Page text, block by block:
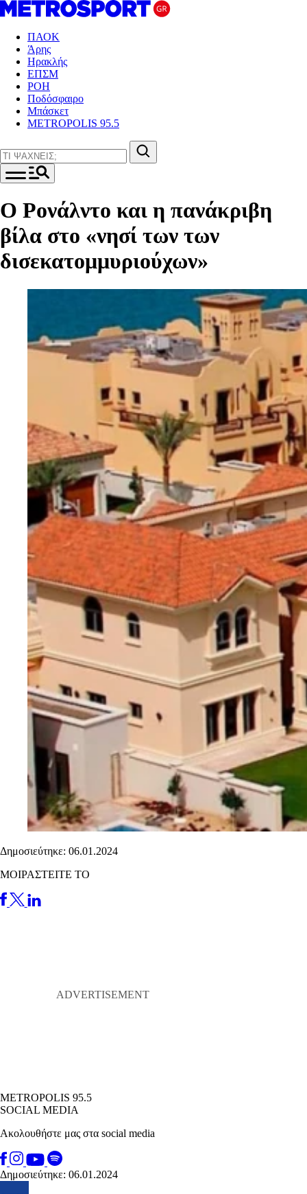
ΠΑΟΚ
Άρης
Ηρακλής
ΕΠΣΜ
ΡΟΗ
Ποδόσφαιρο
Μπάσκετ
METROPOLIS 95.5
Ο Ρονάλντο και η πανάκριβη
βίλα στο «νησί των των
δισεκατομμυριούχων»
Δημοσιεύτηκε: 06.01.2024
ΜΟΙΡΑΣΤΕΙΤΕ ΤΟ
METROPOLIS 95.5
SOCIAL MEDIA
Ακολουθήστε μας στα social media
Δημοσιεύτηκε: 06.01.2024